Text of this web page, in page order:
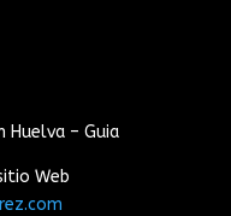
Huelva – Guia
Web